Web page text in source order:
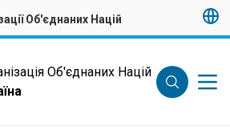
Об'єднаних Націй
Об'єднаних Націй